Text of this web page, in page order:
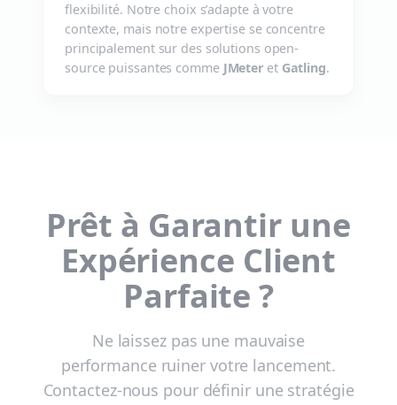
flexibilité. Notre choix s’adapte à votre
contexte, mais notre expertise se concentre
principalement sur des solutions open-
source puissantes comme JMeter et Gatling.
Prêt à Garantir une
Expérience Client
Parfaite ?
Ne laissez pas une mauvaise
performance ruiner votre lancement.
Contactez-nous pour définir une stratégie